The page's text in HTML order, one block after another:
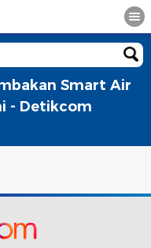
Smart Air
- Detikcom